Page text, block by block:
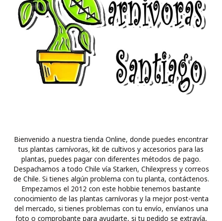
Bienvenido a nuestra tienda Online, donde puedes encontrar
tus plantas carnívoras, kit de cultivos y accesorios para las
plantas, puedes pagar con diferentes métodos de pago.
Despachamos a todo Chile vía Starken, Chilexpress y correos
de Chile. Si tienes algún problema con tu planta, contáctenos.
Empezamos el 2012 con este hobbie tenemos bastante
conocimiento de las plantas carnívoras y la mejor post-venta
del mercado, si tienes problemas con tu envío, envíanos una
foto o comprobante para ayudarte, si tu pedido se extravía,